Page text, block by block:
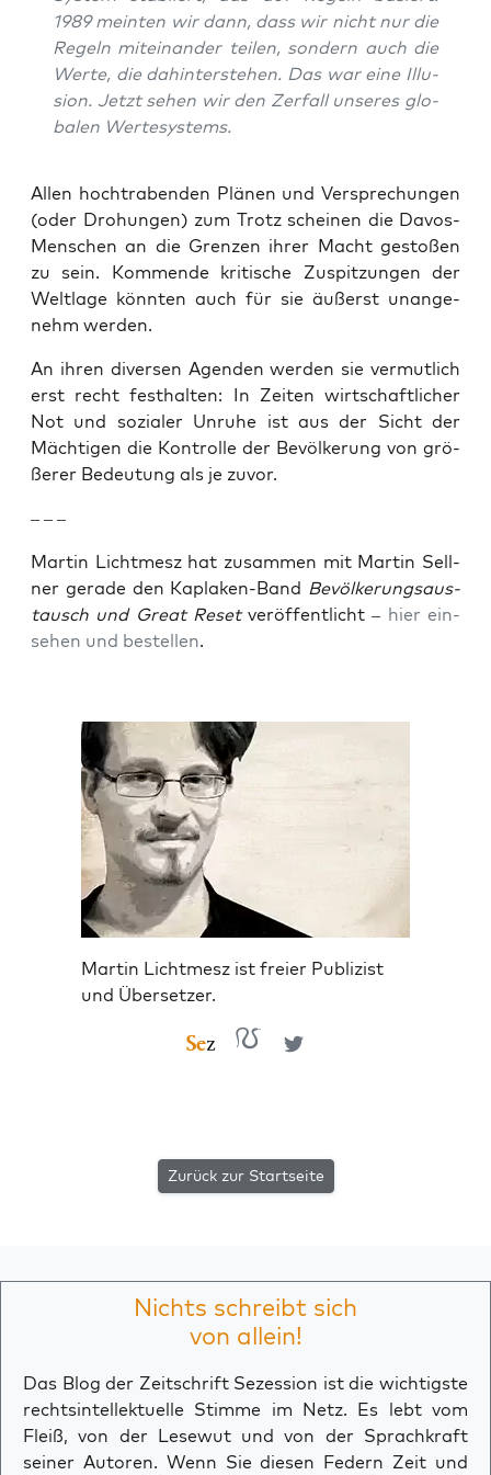
1989 mein­ten wir dann, dass wir nicht nur die
Regeln mit­ein­an­der tei­len, son­dern auch die
Wer­te, die dahin­ter­ste­hen. Das war eine Illu­
si­on. Jetzt sehen wir den Zer­fall unse­res glo­
ba­len Wertesystems.
Allen hoch­tra­ben­den Plä­nen und Ver­spre­chun­gen
(oder Dro­hun­gen) zum Trotz schei­nen die Davos-
Men­schen an die Gren­zen ihrer Macht gesto­ßen
zu sein. Kom­men­de kri­ti­sche Zuspit­zun­gen der
Welt­la­ge könn­ten auch für sie äußerst unan­ge­
nehm werden.
An ihren diver­sen Agen­den wer­den sie ver­mut­lich
erst recht fest­hal­ten: In Zei­ten wirt­schaft­li­cher
Not und sozia­ler Unru­he ist aus der Sicht der
Mäch­ti­gen die Kon­trol­le der Bevöl­ke­rung von grö­
ße­rer Bedeu­tung als je zuvor.
– – –
Mar­tin Licht­mesz hat zusam­men mit Mar­tin Sell­
ner gera­de den Kapla­ken-Band Bevöl­ke­rungs­aus­
tausch und Gre­at Resetver­öf­fent­licht – hier ein­
se­hen und bestel­len.
Martin Lichtmesz ist freier Publizist
und Übersetzer.
Zurück zur Startseite
Nichts schreibt sich
von allein!
Das Blog der Zeitschrift Sezession ist die wichtigste
rechtsintellektuelle Stimme im Netz. Es lebt vom
Fleiß, von der Lesewut und von der Sprachkraft
seiner Autoren. Wenn Sie diesen Federn Zeit und